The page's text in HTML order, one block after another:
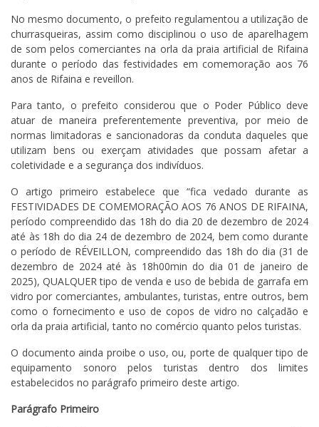
No mesmo documento, o prefeito regulamentou a utilização de
churrasqueiras, assim como disciplinou o uso de aparelhagem
de som pelos comerciantes na orla da praia artificial de Rifaina
durante o período das festividades em comemoração aos 76
anos de Rifaina e reveillon.
Para tanto, o prefeito considerou que o Poder Público deve
atuar de maneira preferentemente preventiva, por meio de
normas limitadoras e sancionadoras da conduta daqueles que
utilizam bens ou exerçam atividades que possam afetar a
coletividade e a segurança dos indivíduos.
O artigo primeiro estabelece que “fica vedado durante as
FESTIVIDADES DE COMEMORAÇÃO AOS 76 ANOS DE RIFAINA,
período compreendido das 18h do dia 20 de dezembro de 2024
até às 18h do dia 24 de dezembro de 2024, bem como durante
o período de RÉVEILLON, compreendido das 18h do dia (31 de
dezembro de 2024 até às 18h00min do dia 01 de janeiro de
2025), QUALQUER tipo de venda e uso de bebida de garrafa em
vidro por comerciantes, ambulantes, turistas, entre outros, bem
como o fornecimento e uso de copos de vidro no calçadão e
orla da praia artificial, tanto no comércio quanto pelos turistas.
O documento ainda proibe o uso, ou, porte de qualquer tipo de
equipamento sonoro pelos turistas dentro dos limites
estabelecidos no parágrafo primeiro deste artigo.
Parágrafo Primeiro